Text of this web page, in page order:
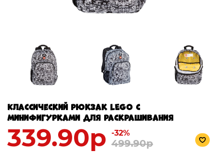
Классический рюкзак LEGO с
минифигурками для раскрашивания
339.90р -32%
499.90р